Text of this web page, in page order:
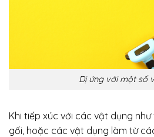
Dị ứng với một số
Khi tiếp xúc với các vật dụng
gối, hoặc các vật dụng làm từ